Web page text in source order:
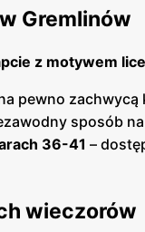
Gremlinów
z motywem
pewno zachwycą
sposób
36-41 –
wieczorów